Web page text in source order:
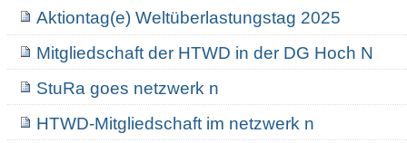
Aktiontag(e) Weltüberlastungstag 2025
Mitgliedschaft der HTWD in der DG Hoch N
StuRa goes netzwerk n
HTWD-Mitgliedschaft im netzwerk n